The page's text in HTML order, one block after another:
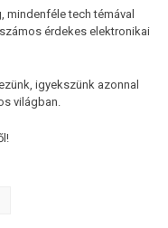
tech témával
érdekes elektronikai
igyekszünk azonnal
világban.